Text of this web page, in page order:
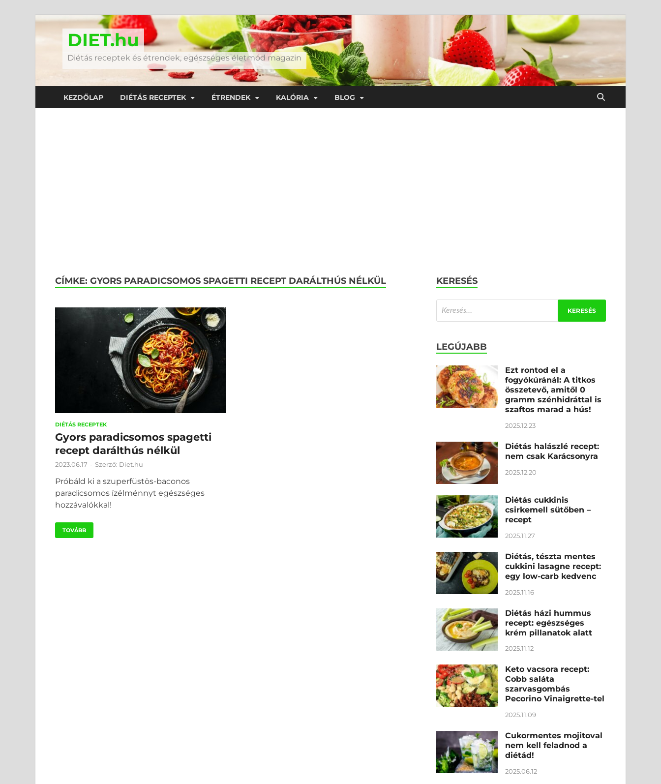
DIET.hu
Diétás receptek és étrendek, egészséges életmód magazin
KEZDŐLAP DIÉTÁS RECEPTEK ÉTRENDEK KALÓRIA BLOG
CÍMKE: GYORS PARADICSOMOS SPAGETTI RECEPT DARÁLTHÚS NÉLKÜL
DIÉTÁS RECEPTEK
Gyors paradicsomos spagetti
recept darálthús nélkül
2023.06.17 - Szerző: Diet.hu
Próbáld ki a szuperfüstös-baconos
paradicsomos ízélménnyt egészséges
hozzávalókkal!
TOVÁBB
KERESÉS
LEGÚJABB
Ezt rontod el a
fogyókúránál: A titkos
összetevő, amitől 0
gramm szénhidráttal is
szaftos marad a hús!
2025.12.23
Diétás halászlé recept:
nem csak Karácsonyra
2025.12.20
Diétás cukkinis
csirkemell sütőben –
recept
2025.11.27
Diétás, tészta mentes
cukkini lasagne recept:
egy low-carb kedvenc
2025.11.16
Diétás házi hummus
recept: egészséges
krém pillanatok alatt
2025.11.12
Keto vacsora recept:
Cobb saláta
szarvasgombás
Pecorino Vinaigrette-tel
2025.11.09
Cukormentes mojitoval
nem kell feladnod a
diétád!
2025.06.12